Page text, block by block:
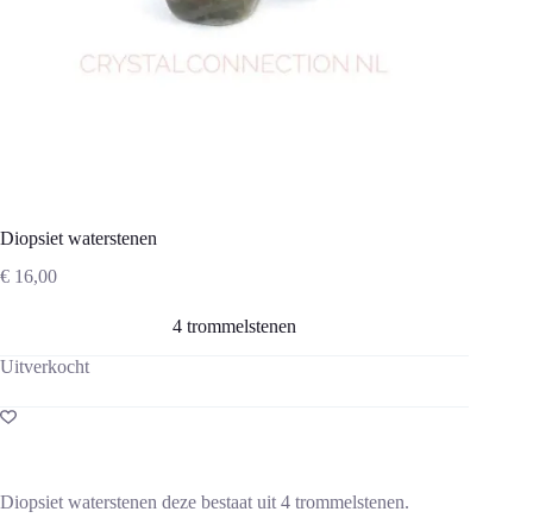
Diopsiet waterstenen
€ 16,00
4 trommelstenen
Uitverkocht
Diopsiet waterstenen deze bestaat uit 4 trommelstenen.